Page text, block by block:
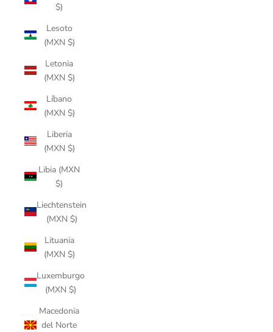
$)
Lesoto
(MXN $)
Letonia
(MXN $)
Líbano
(MXN $)
Liberia
(MXN $)
Libia (MXN
$)
Liechtenstein
(MXN $)
Lituania
(MXN $)
Luxemburgo
(MXN $)
Macedonia
del Norte